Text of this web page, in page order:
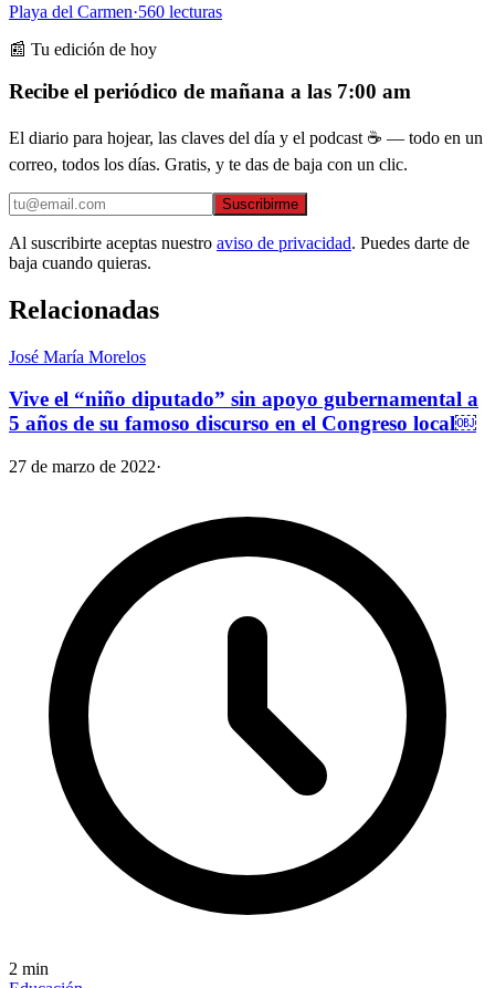
Playa del Carmen·560 lecturas
📰 Tu edición de hoy
Recibe el periódico de mañana a las 7:00 am
El diario para hojear, las claves del día y el podcast ☕ — todo en un
correo, todos los días. Gratis, y te das de baja con un clic.
Suscribirme
Al suscribirte aceptas nuestro aviso de privacidad. Puedes darte de
baja cuando quieras.
Relacionadas
José María Morelos
Vive el “niño diputado” sin apoyo gubernamental a
5 años de su famoso discurso en el Congreso local￼
27 de marzo de 2022·
2 min